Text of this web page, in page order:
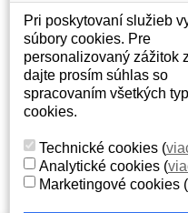
DISPLEJ PRE
Displej je možné
notebooku, ktorý
strane notebooku
batériou. Býva
rámčeku alebo pri
že máte displej
to vďaka
displeja, ktoré sa
EAN kóde.
Váš účet
Váš účet
Osobné informácie
Adresy
Pri poskytovaní služieb
súbory cookies. Pre
personalizovaný zážitok
dajte prosím súhlas so
spracovaním všetkých
cookies.
Technické cookies (
Analytické cookies (
Marketingové cookies (